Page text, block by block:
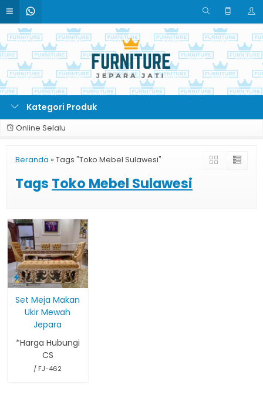
Kategori Produk
Online Selalu
Beranda » Tags "Toko Mebel Sulawesi"
Tags Toko Mebel Sulawesi
Set Meja Makan
Ukir Mewah
Jepara
*Harga Hubungi
CS
/ FJ-462